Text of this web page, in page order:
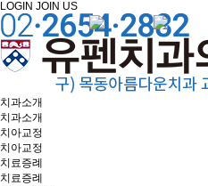
LOGIN JOIN US
치과소개
치과소개
치아교정
치아교정
치료증례
치료증례